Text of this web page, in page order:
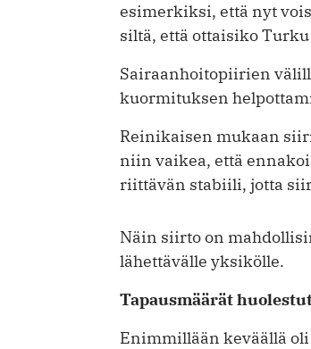
esimerkiksi, että nyt
siltä, että ottaisiko
Sairaanhoitopiirien
kuormituksen
Reinikaisen mukaan
niin vaikea, että
riittävän stabiili, jotta
Näin siirto on
lähettävälle yksikölle.
Tapausmäärät
Enimmillään keväällä